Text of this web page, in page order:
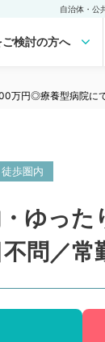
自治体・公
検討の方へ
万円◎療養型病院に
歩圏内
・ゆ
問／常